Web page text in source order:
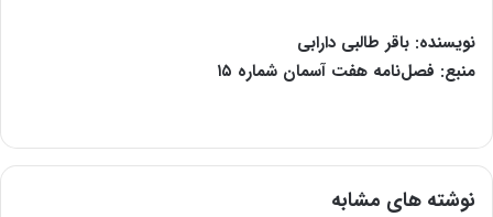
نویسنده: باقر طالبی دارابی
منبع: فصل‌نامه هفت آسمان شماره ۱۵
نوشته های مشابه